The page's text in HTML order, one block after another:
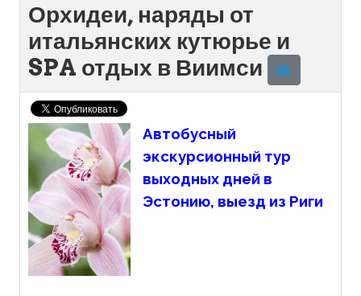
Орхидеи, наряды от
итальянских кутюрье и
SPA отдых в Виимси
Автобусный
экскурсионный тур
выходных дней в
Эстонию, выезд из Риги